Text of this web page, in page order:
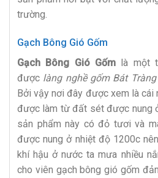
trường.
Gạch Bông Gió Gốm
Gạch Bông Gió Gốm là một
được làng nghề gốm Bát Tràng
Bởi vậy nơi đây được xem là cái
được làm từ đất sét được nung
sản phẩm này có đỏ tươi và
được nung ở nhiệt độ 1200c
khí hậu ở nước ta mưa nhiều
cho viên gạch bông gió gốm